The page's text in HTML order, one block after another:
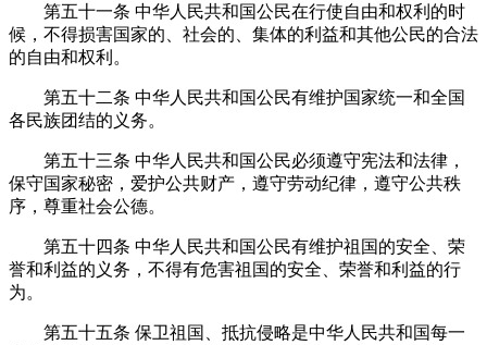
第五十一条 中华人民共和国公民在行使自由和权利的时
候，不得损害国家的、社会的、集体的利益和其他公民的合法
的自由和权利。
第五十二条 中华人民共和国公民有维护国家统一和全国
各民族团结的义务。
第五十三条 中华人民共和国公民必须遵守宪法和法律，
保守国家秘密，爱护公共财产，遵守劳动纪律，遵守公共秩
序，尊重社会公德。
第五十四条 中华人民共和国公民有维护祖国的安全、荣
誉和利益的义务，不得有危害祖国的安全、荣誉和利益的行
为。
第五十五条 保卫祖国、抵抗侵略是中华人民共和国每一